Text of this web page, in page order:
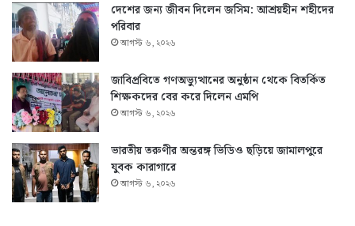
দেশের জন্য জীবন দিলেন জসিম: আশ্রয়হীন শহীদের
পরিবার
আগস্ট ৬, ২০২৬
জাবিপ্রবিতে গণঅভ্যুত্থানের অনুষ্ঠান থেকে বিতর্কিত
শিক্ষকদের বের করে দিলেন এমপি
আগস্ট ৬, ২০২৬
ভারতীয় তরুণীর অন্তরঙ্গ ভিডিও ছড়িয়ে জামালপুরে
যুবক কারাগারে
আগস্ট ৬, ২০২৬